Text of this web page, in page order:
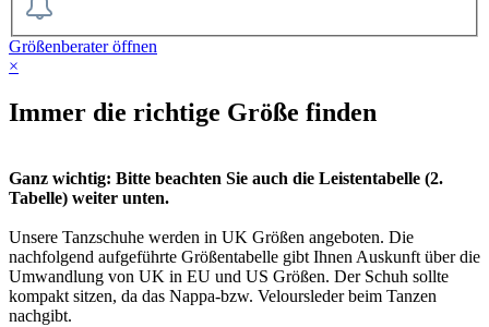
Größenberater öffnen
×
Immer die richtige Größe finden
Ganz wichtig: Bitte beachten Sie auch die Leistentabelle (2.
Tabelle) weiter unten.
Unsere Tanzschuhe werden in UK Größen angeboten. Die
nachfolgend aufgeführte Größentabelle gibt Ihnen Auskunft über die
Umwandlung von UK in EU und US Größen. Der Schuh sollte
kompakt sitzen, da das Nappa-bzw. Veloursleder beim Tanzen
nachgibt.